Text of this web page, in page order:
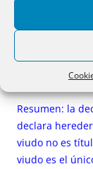
Resolución de
de los
contra la
Lugo nº 1, por
escritura de
Resumen: la
declara
viudo no es
viudo es el